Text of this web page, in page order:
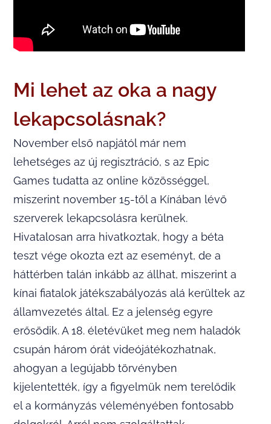
Mi lehet az oka a nagy
lekapcsolásnak?
November első napjától már nem
lehetséges az új regisztráció, s az Epic
Games tudatta az online közösséggel,
miszerint november 15-től a Kínában lévő
szerverek lekapcsolásra kerülnek.
Hivatalosan arra hivatkoztak, hogy a béta
teszt vége okozta ezt az eseményt, de a
háttérben talán inkább az állhat, miszerint a
kínai fiatalok játékszabályozás alá kerültek az
államvezetés által. Ez a jelenség egyre
erősödik. A 18. életévüket meg nem haladók
csupán három órát videójátékozhatnak,
ahogyan a legújabb törvényben
kijelentették, így a figyelmük nem terelődik
el a kormányzás véleményében fontosabb